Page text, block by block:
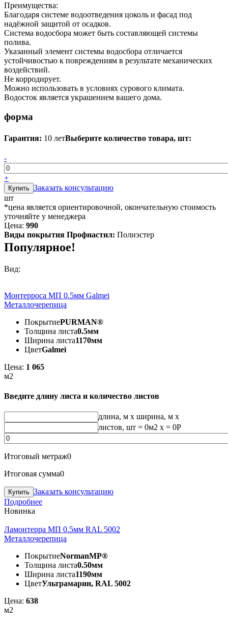
Преимущества:
Благодаря системе водоотведения цоколь и фасад под
надёжной защитой от осадков.
Система водосбора может быть составляющей системы
полива.
Указанный элемент системы водосбора отличается
устойчивостью к повреждениям в результате механических
воздействий.
Не корродирует.
Можно использовать в условиях сурового климата.
Водосток является украшением вашего дома.
форма
Гарантия: 10 летВыберите количество товара, шт:
-
+
Заказать консультацию
шт
*цена является ориентировочной, окончательную стоимость
уточняйте у менеджера
Цена: 990
Виды покрытия Профнастил: Полиэстер
Популярное!
Вид:
Монтерроса МП 0.5мм Galmei
Металлочерепица
ПокрытиеPURMAN®
Толщина листа0.5мм
Ширина листа1170мм
ЦветGalmei
Цена: 1 065
м2
Введите длину листа и количество листов
длина, м x ширина, м x
листов, шт = 0м2 x = 0Р
Итоговый метраж0
Итоговая сумма0
Заказать консультацию
Подробнее
Новинка
Ламонтерра МП 0.5мм RAL 5002
Металлочерепица
ПокрытиеNormanMP®
Толщина листа0.50мм
Ширина листа1190мм
ЦветУльтрамарин, RAL 5002
Цена: 638
м2